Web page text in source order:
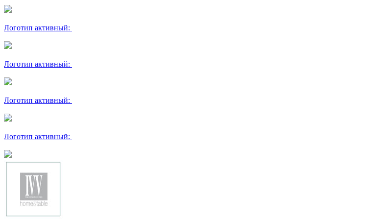
Логотип активный:
Логотип активный:
Логотип активный:
Логотип активный: